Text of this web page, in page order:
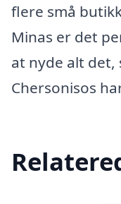
flere små
Minas er det
at nyde alt det,
Chersonisos